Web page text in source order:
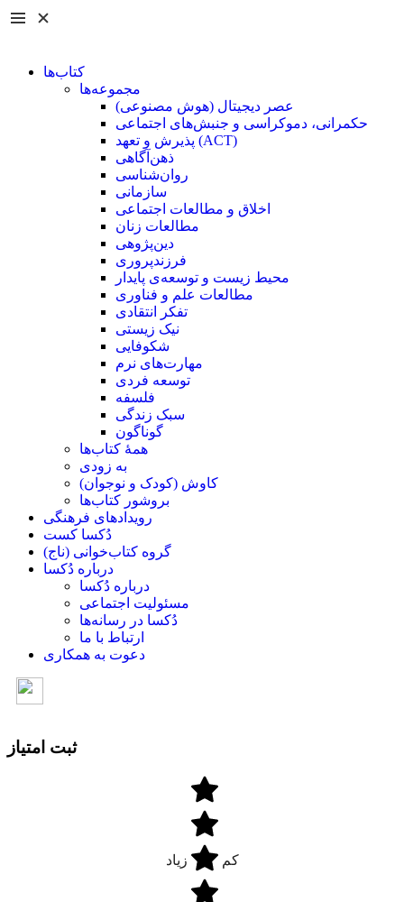
کتاب‌ها
مجموعه‌ها
عصر دیجیتال (هوش مصنوعی)
حکمرانی، دموکراسی و جنبش‌های اجتماعی
پذیرش و تعهد (ACT)
ذهن‌آگاهی
روان‌شناسی
سازمانی
اخلاق و مطالعات اجتماعی
مطالعات زنان
دین‌پژوهی
فرزند‌پروری
محیط زیست و توسعه‌ی پایدار
مطالعات علم و فناوری
تفکر انتقادی
نیک زیستی
شکوفایی
مهارت‌های نرم
توسعه فردی
فلسفه
سبک زندگی
گوناگون
همۀ کتاب‌ها
به زودی
کاوش (کودک و ‌نوجوان)
بروشور کتاب‌ها
رویدادهای فرهنگی
دُکسا کست
گروه کتاب‌خوانی (ناج)
درباره دُکسا
درباره دُکسا
مسئولیت اجتماعی
دُکسا در رسانه‌ها
ارتباط با ما
دعوت به همکاری
ثبت امتیاز
زیاد کم